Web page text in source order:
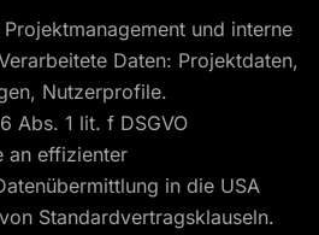
und interne
Daten: Projektdaten,
Nutzerprofile.
Abs. 1 lit. f DSGVO
an effizienter
in die USA
Standardvertragsklauseln.